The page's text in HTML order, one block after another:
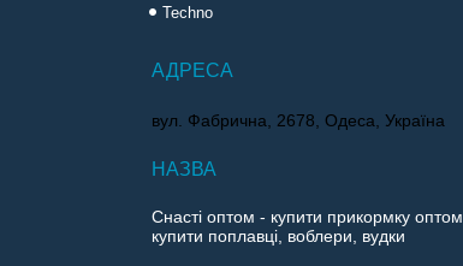
Techno
вул. Фабрична, 2678, Одеса, Україна
Снасті оптом - купити прикормку оптом,
купити поплавці, воблери, вудки